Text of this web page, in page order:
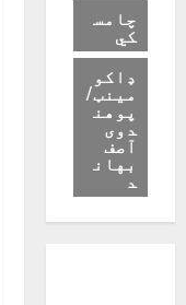
چامس
کي
ډاکو
مینټ/
پوهن
دوی
آصف
بهان
د